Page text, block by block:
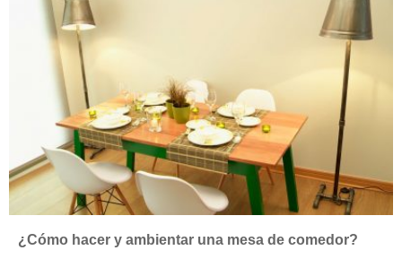
¿Cómo hacer y ambientar una mesa de comedor?